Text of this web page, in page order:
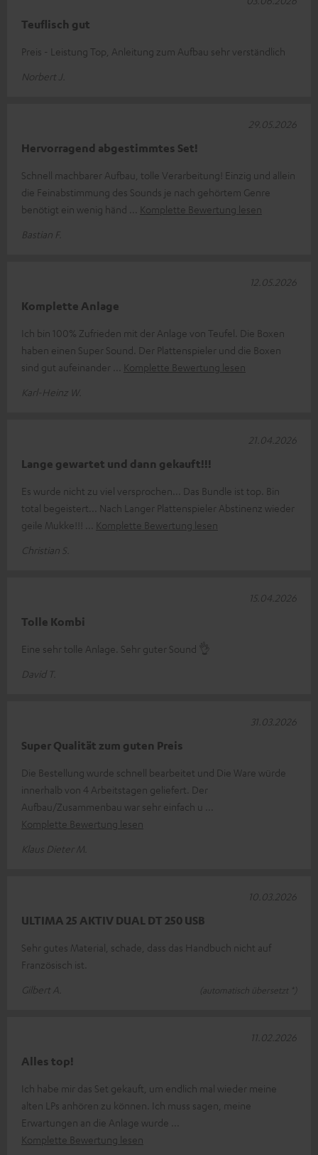
Teuflisch gut
Preis - Leistung Top, Anleitung zum Aufbau sehr verständlich
Norbert J.
Hervorragend abgestimmtes Set!
Schnell machbarer Aufbau, tolle Verarbeitung! Einzig und allein
die Feinabstimmung des Sounds je nach gehörtem Genre
benötigt ein wenig händ
Komplette Bewertung lesen
Bastian F.
29.05.2026
Komplette Anlage
Ich bin 100% Zufrieden mit der Anlage von Teufel. Die Boxen
haben einen Super Sound. Der Plattenspieler und die Boxen
sind gut aufeinander
Komplette Bewertung lesen
Karl-Heinz W.
12.05.2026
Lange gewartet und dann gekauft!!!
Es wurde nicht zu viel versprochen... Das Bundle ist top. Bin
total begeistert... Nach Langer Plattenspieler Abstinenz wieder
geile Mukke!!!
Komplette Bewertung lesen
Christian S.
21.04.2026
Tolle Kombi
Eine sehr tolle Anlage. Sehr guter Sound 👌
David T.
15.04.2026
Super Qualität zum guten Preis
Die Bestellung wurde schnell bearbeitet und Die Ware würde
innerhalb von 4 Arbeitstagen geliefert. Der
Aufbau/Zusammenbau war sehr einfach u
Komplette Bewertung lesen
Klaus Dieter M.
31.03.2026
ULTIMA 25 AKTIV DUAL DT 250 USB
Sehr gutes Material, schade, dass das Handbuch nicht auf
Französisch ist.
Gilbert A.
(automatisch übersetzt *)
10.03.2026
Alles top!
Ich habe mir das Set gekauft, um endlich mal wieder meine
alten LPs anhören zu können. Ich muss sagen, meine
Erwartungen an die Anlage wurde
Komplette Bewertung lesen
11.02.2026